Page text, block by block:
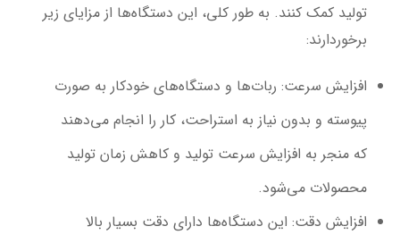
تولید کمک کنند. به طور کلی، این دستگاه‌ها از مزایای زیر
برخوردارند:
افزایش سرعت: ربات‌ها و دستگاه‌های خودکار به صورت
پیوسته و بدون نیاز به استراحت، کار را انجام می‌دهند
که منجر به افزایش سرعت تولید و کاهش زمان تولید
محصولات می‌شود.
افزایش دقت: این دستگاه‌ها دارای دقت بسیار بالا